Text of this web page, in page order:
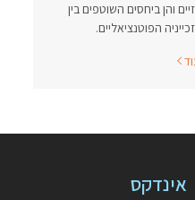
והן ביחסים השוטפים בין
הפוטנציאליים.
אינדקס